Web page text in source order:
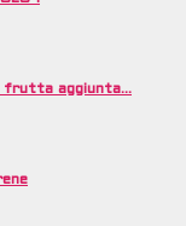
frutta aggiunta…